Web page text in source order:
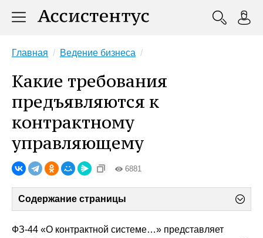
Главная Ведение бизнеса
Какие требования
предъявляются к
контрактному
управляющему
6881
Содержание страницы
ФЗ-44 «О контрактной системе…» представляет